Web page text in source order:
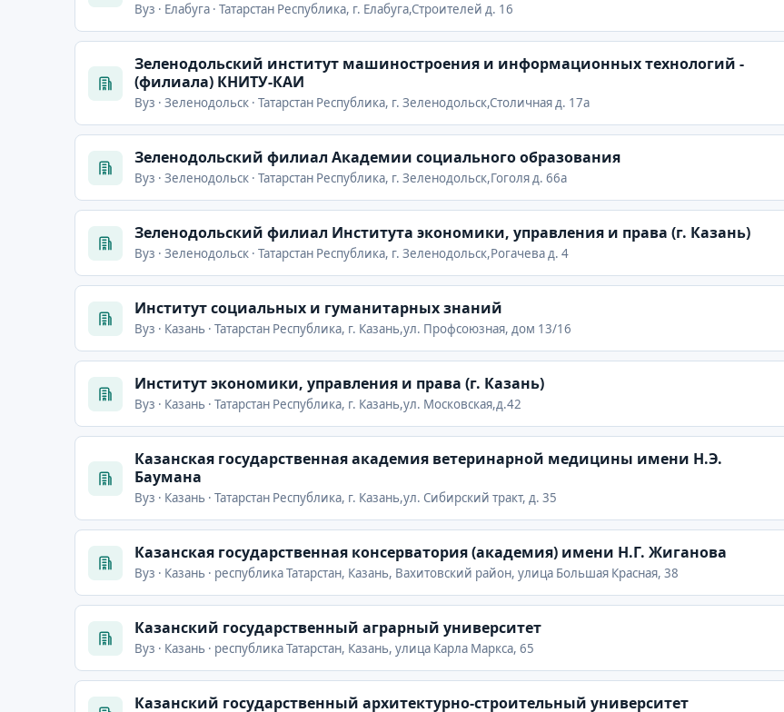
Вуз · Елабуга · Татарстан Республика, г. Елабуга,Строителей д. 16
Зеленодольский институт машиностроения и информационных технологий -
(филиала) КНИТУ-КАИ
Вуз · Зеленодольск · Татарстан Республика, г. Зеленодольск,Столичная д. 17а
Зеленодольский филиал Академии социального образования
Вуз · Зеленодольск · Татарстан Республика, г. Зеленодольск,Гоголя д. 66а
Зеленодольский филиал Института экономики, управления и права (г. Казань)
Вуз · Зеленодольск · Татарстан Республика, г. Зеленодольск,Рогачева д. 4
Институт социальных и гуманитарных знаний
Вуз · Казань · Татарстан Республика, г. Казань,ул. Профсоюзная, дом 13/16
Институт экономики, управления и права (г. Казань)
Вуз · Казань · Татарстан Республика, г. Казань,ул. Московская,д.42
Казанская государственная академия ветеринарной медицины имени Н.Э.
Баумана
Вуз · Казань · Татарстан Республика, г. Казань,ул. Сибирский тракт, д. 35
Казанская государственная консерватория (академия) имени Н.Г. Жиганова
Вуз · Казань · республика Татарстан, Казань, Вахитовский район, улица Большая Красная, 38
Казанский государственный аграрный университет
Вуз · Казань · республика Татарстан, Казань, улица Карла Маркса, 65
Казанский государственный архитектурно-строительный университет